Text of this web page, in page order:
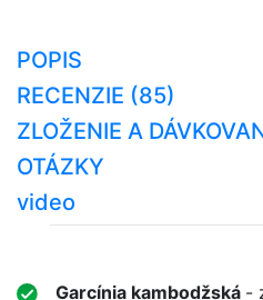
POPIS
RECENZIE (85)
ZLOŽENIE A
OTÁZKY
video
Garcínia kambodžská -